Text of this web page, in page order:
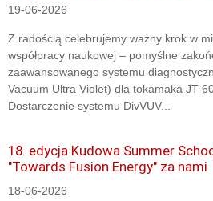
19-06-2026
Z radością celebrujemy ważny krok w
współpracy naukowej – pomyślne
zaawansowanego systemu
Vacuum Ultra Violet) dla tokamaka JT-
Dostarczenie systemu DivVUV...
18. edycja Kudowa Summer
"Towards Fusion Energy" za nami
18-06-2026